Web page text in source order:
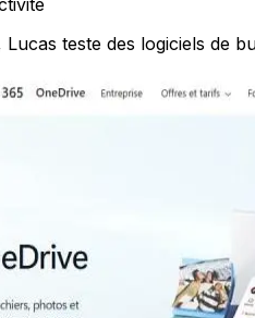
teste des logiciels de